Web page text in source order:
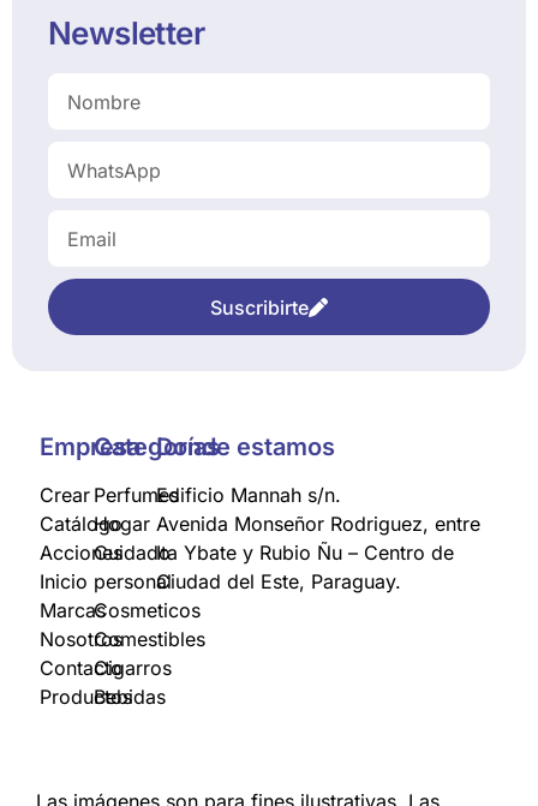
Newsletter
Suscribirte
Empresa
Crear
Catálogo
Acciones
Inicio
Marcas
Nosotros
Contacto
Productos
Categorías
Perfumes
Hogar
Cuidado
personal
Cosmeticos
Comestibles
Cigarros
Bebidas
Donde estamos
Edificio Mannah s/n.
Avenida Monseñor Rodriguez, entre
Ita Ybate y Rubio Ñu – Centro de
Ciudad del Este, Paraguay.